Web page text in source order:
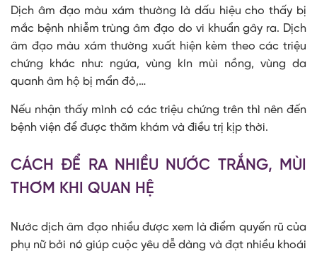
Dịch âm đạo màu xám thường là dấu hiệu cho thấy bị
mắc bệnh nhiễm trùng âm đạo do vi khuẩn gây ra. Dịch
âm đạo màu xám thường xuất hiện kèm theo các triệu
chứng khác như: ngứa, vùng kín mùi nồng, vùng da
quanh âm hộ bị mẩn đỏ,…
Nếu nhận thấy mình có các triệu chứng trên thì nên đến
bệnh viện để được thăm khám và điều trị kịp thời.
CÁCH ĐỂ RA NHIỀU NƯỚC TRẮNG, MÙI
THƠM KHI QUAN HỆ
Nước dịch âm đạo nhiều được xem là điểm quyến rũ của
phụ nữ bởi nó giúp cuộc yêu dễ dàng và đạt nhiều khoái